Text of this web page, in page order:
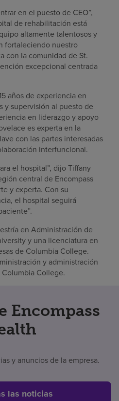
en el puesto de CEO”,
de rehabilitación está
altamente talentosos y
fortaleciendo nuestro
con la comunidad de St.
excepcional centrada
años de experiencia en
y supervisión al puesto de
en liderazgo y apoyo
es experta en la
con las partes interesadas
interfuncional.
el hospital”, dijo Tiffany
central de Encompass
y experta. Con su
el hospital seguirá
en Administración de
y una licenciatura en
de Columbia College.
y administración
College.
Encompass
y anuncios de la empresa.
las noticias